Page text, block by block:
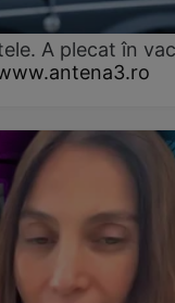
A plecat în